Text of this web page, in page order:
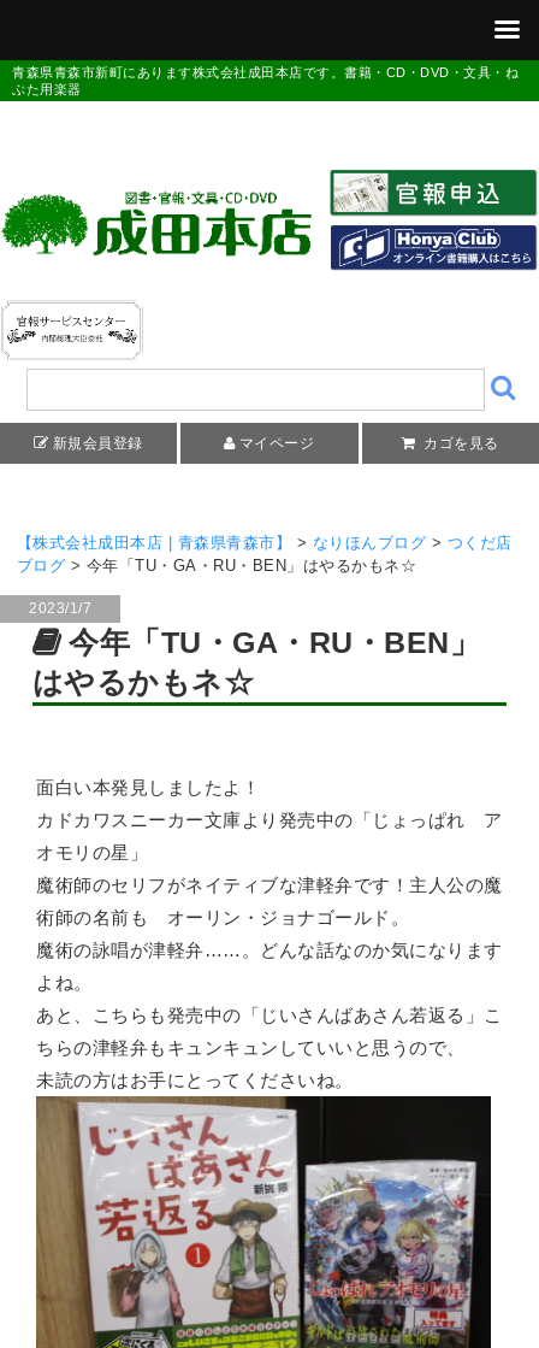
青森県青森市新町にあります株式会社成田本店です。書籍・CD・DVD・文具・ね
ぶた用楽器
新規会員登録 マイページ カゴを見る
【株式会社成田本店 | 青森県青森市】 > なりほんブログ > つくだ店
ブログ > 今年「TU・GA・RU・BEN」はやるかもネ☆
2023/1/7
今年「TU・GA・RU・BEN」
はやるかもネ☆
面白い本発見しましたよ！
カドカワスニーカー文庫より発売中の「じょっぱれ ア
オモリの星」
魔術師のセリフがネイティブな津軽弁です！主人公の魔
術師の名前も オーリン・ジョナゴールド。
魔術の詠唱が津軽弁……。どんな話なのか気になります
よね。
あと、こちらも発売中の「じいさんばあさん若返る」こ
ちらの津軽弁もキュンキュンしていいと思うので、
未読の方はお手にとってくださいね。